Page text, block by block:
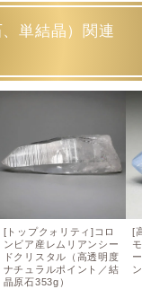
単結晶）関連
[トップクォリティ]コロ
ンビア産レムリアンシー
ドクリスタル（高透明度
ナチュラルポイント／結
晶原石353g）
[